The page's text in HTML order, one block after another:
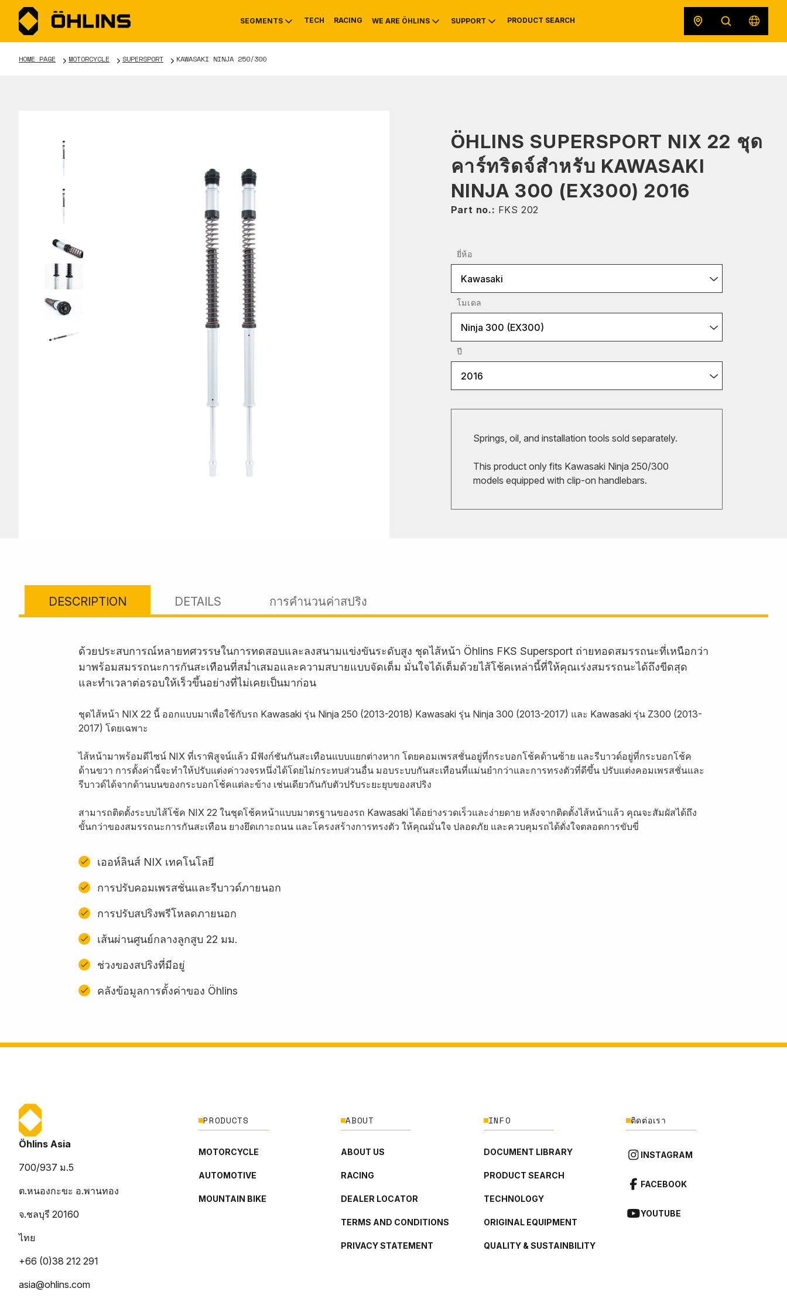
SEGMENTS
MOUNTAIN BIKE
TECH RACING WE ARE ÖHLINS
HISTORY
SUPPORT
SERVICE INFO & RECALLS
PRODUCT SEARCH
HOME PAGE MOTORCYCLE SUPERSPORT KAWASAKI NINJA 250/300
ÖHLINS SUPERSPORT NIX 22 ชุด
คาร์ทริดจ์สำหรับ KAWASAKI
NINJA 300 (EX300) 2016
Part no.: FKS 202
ยี่ห้อ
Kawasaki
โมเดล
Ninja 300 (EX300)
ปี
2016
Springs, oil, and installation tools sold separately.
This product only fits Kawasaki Ninja 250/300
models equipped with clip-on handlebars.
DESCRIPTION DETAILS การคำนวนค่าสปริง
ด้วยประสบการณ์หลายทศวรรษในการทดสอบและลงสนามแข่งขันระดับสูง ชุดไส้หน้า Öhlins FKS Supersport ถ่ายทอดสมรรถนะที่เหนือกว่า
มาพร้อมสมรรถนะการกันสะเทือนที่สม่ำเสมอและความสบายแบบจัดเต็ม มั่นใจได้เต็มด้วยไส้โช้คเหล่านี้ที่ให้คุณเร่งสมรรถนะได้ถึงขีดสุด
และทำเวลาต่อรอบให้เร็วขึ้นอย่างที่ไม่เคยเป็นมาก่อน
ชุดไส้หน้า NIX 22 นี้ ออกแบบมาเพื่อใช้กับรถ Kawasaki รุ่น Ninja 250 (2013-2018) Kawasaki รุ่น Ninja 300 (2013-2017) และ Kawasaki รุ่น Z300 (2013-
2017) โดยเฉพาะ
ไส้หน้ามาพร้อมดีไซน์ NIX ที่เราพิสูจน์แล้ว มีฟังก์ชันกันสะเทือนแบบแยกต่างหาก โดยคอมเพรสชั่นอยู่ที่กระบอกโช้คด้านซ้าย และรีบาวด์อยู่ที่กระบอกโช้ค
ด้านขวา การตั้งค่านี้จะทำให้ปรับแต่งค่าวงจรหนึ่งได้โดยไม่กระทบส่วนอื่น มอบระบบกันสะเทือนที่แม่นยำกว่าและการทรงตัวที่ดีขึ้น ปรับแต่งคอมเพรสชั่นและ
รีบาวด์ได้จากด้านบนของกระบอกโช้คแต่ละข้าง เช่นเดียวกันกับตัวปรับระยะยุบของสปริง
สามารถติดตั้งระบบไส้โช้ค NIX 22 ในชุดโช้คหน้าแบบมาตรฐานของรถ Kawasaki ได้อย่างรวดเร็วและง่ายดาย หลังจากติดตั้งไส้หน้าแล้ว คุณจะสัมผัสได้ถึง
ขั้นกว่าของสมรรถนะการกันสะเทือน ยางยึดเกาะถนน และโครงสร้างการทรงตัว ให้คุณมั่นใจ ปลอดภัย และควบคุมรถได้ดั่งใจตลอดการขับขี่
เออห์ลินส์ NIX เทคโนโลยี
การปรับคอมเพรสชั่นและรีบาวด์ภายนอก
การปรับสปริงพรีโหลดภายนอก
เส้นผ่านศูนย์กลางลูกสูบ 22 มม.
ช่วงของสปริงที่มีอยู่
คลังข้อมูลการตั้งค่าของ Öhlins
Öhlins Asia
700/937 ม.5
ต.หนองกะขะ อ.พานทอง
จ.ชลบุรี 20160
ไทย
+66 (0)38 212 291
asia@ohlins.com
PRODUCTS
MOTORCYCLE
AUTOMOTIVE
MOUNTAIN BIKE
ABOUT
ABOUT US
RACING
DEALER LOCATOR
TERMS AND CONDITIONS
PRIVACY STATEMENT
INFO
DOCUMENT LIBRARY
PRODUCT SEARCH
TECHNOLOGY
ORIGINAL EQUIPMENT
QUALITY & SUSTAINBILITY
ติดต่อเรา
INSTAGRAM
FACEBOOK
YOUTUBE